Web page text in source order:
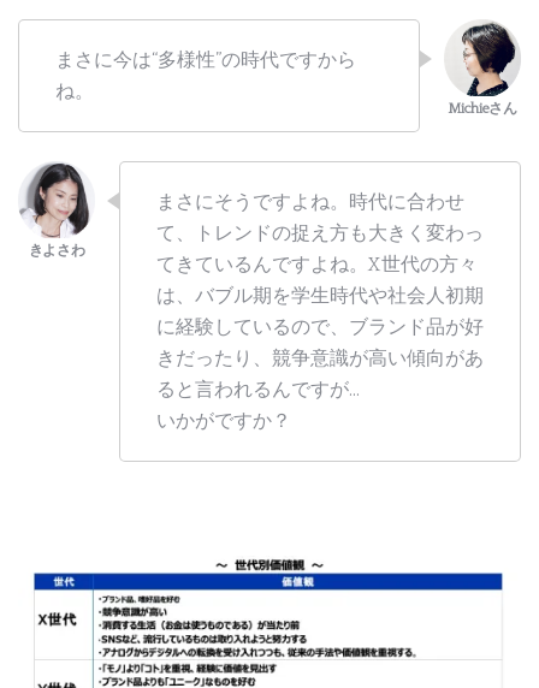
まさに今は“多様性”の時代ですから
ね。
まさにそうですよね。時代に合わせ
て、トレンドの捉え方も大きく変わっ
てきているんですよね。X世代の方々
は、バブル期を学生時代や社会人初期
に経験しているので、ブランド品が好
きだったり、競争意識が高い傾向があ
ると言われるんですが…
いかがですか？